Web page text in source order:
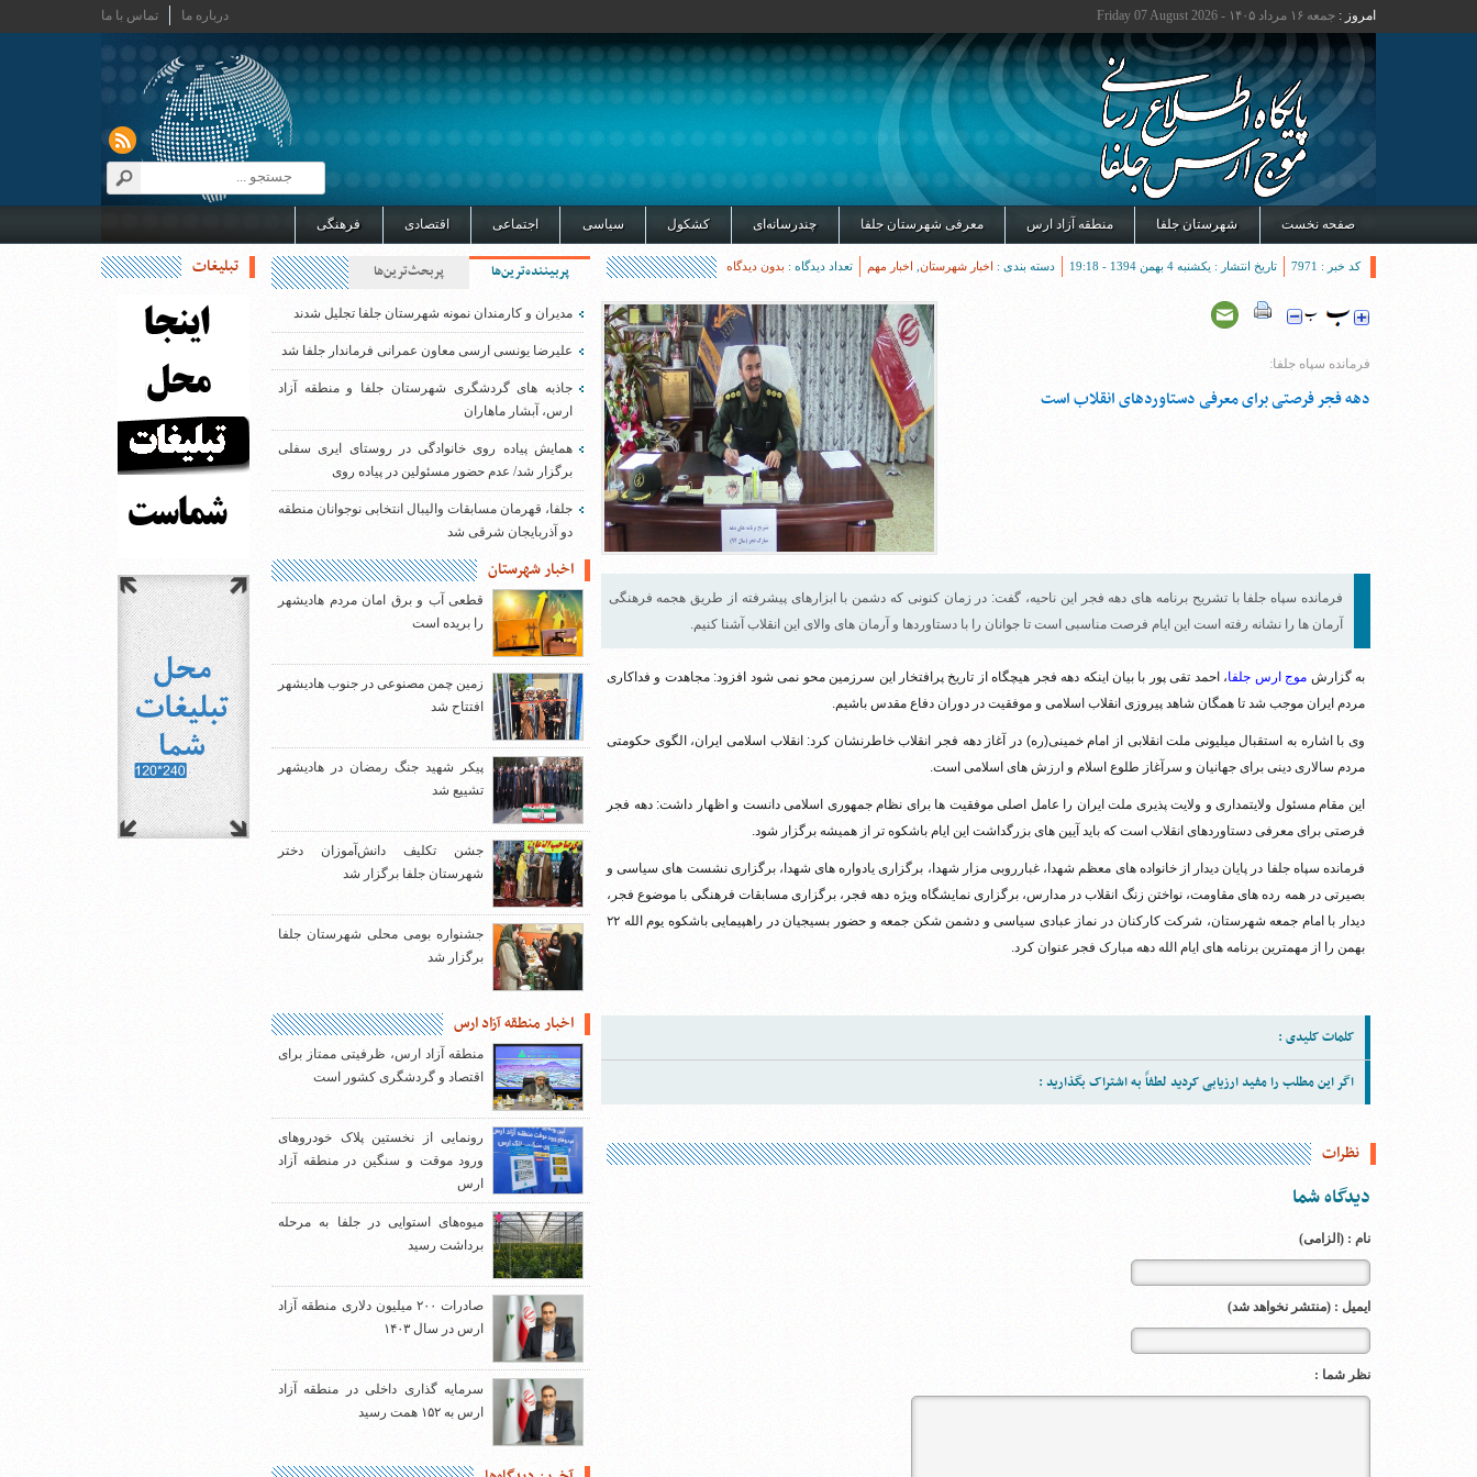
امروز : جمعه ۱۶ مرداد ۱۴۰۵ - Friday 07 August 2026 تماس با ما درباره ما
صفحه نخست شهرستان جلفا منطقه آزاد ارس معرفی شهرستان جلفا چندرسانه‌ای کشکول سیاسی اجتماعی اقتصادی فرهنگی
کد خبر : 7971 تاریخ انتشار : یکشنبه 4 بهمن 1394 - 19:18 دسته بندی : اخبار شهرستان اخبار مهم تعداد دیدگاه : بدون دیدگاه
فرمانده سپاه جلفا:
دهه فجر فرصتی برای معرفی دستاوردهای انقلاب است
فرمانده سپاه جلفا با تشریح برنامه های دهه فجر این ناحیه، گفت: در زمان کنونی که دشمن با ابزارهای پیشرفته از طریق هجمه فرهنگی
آرمان ها را نشانه رفته است این ایام فرصت مناسبی است تا جوانان را با دستاوردها و آرمان های والای این انقلاب آشنا کنیم.
به گزارش موج ارس جلفا، احمد تقی پور با بیان اینکه دهه فجر هیچگاه از تاریخ پرافتخار این سرزمین محو نمی شود افزود: مجاهدت و فداکاری
مردم ایران موجب شد تا همگان شاهد پیروزی انقلاب اسلامی و موفقیت در دوران دفاع مقدس باشیم.
وی با اشاره به استقبال میلیونی ملت انقلابی از امام خمینی(ره) در آغاز دهه فجر انقلاب خاطرنشان کرد: انقلاب اسلامی ایران، الگوی حکومتی
مردم سالاری دینی برای جهانیان و سرآغاز طلوع اسلام و ارزش های اسلامی است.
این مقام مسئول ولایتمداری و ولایت پذیری ملت ایران را عامل اصلی موفقیت ها برای نظام جمهوری اسلامی دانست و اظهار داشت: دهه فجر
فرصتی برای معرفی دستاوردهای انقلاب است که باید آیین های بزرگداشت این ایام باشکوه تر از همیشه برگزار شود.
فرمانده سپاه جلفا در پایان دیدار از خانواده های معظم شهدا، غبارروبی مزار شهدا، برگزاری یادواره های شهدا، برگزاری نشست های سیاسی و
بصیرتی در همه رده های مقاومت، نواختن زنگ انقلاب در مدارس، برگزاری نمایشگاه ویژه دهه فجر، برگزاری مسابقات فرهنگی با موضوع فجر،
دیدار با امام جمعه شهرستان، شرکت کارکنان در نماز عبادی سیاسی و دشمن شکن جمعه و حضور بسیجیان در راهپیمایی باشکوه یوم الله ۲۲
بهمن را از مهمترین برنامه های ایام الله دهه مبارک فجر عنوان کرد.
کلمات کلیدی :
اگر این مطلب را مفید ارزیابی کردید لطفاً به اشتراک بگذارید :
نظرات
دیدگاه شما
نام : (الزامی)
ایمیل : (منتشر نخواهد شد)
نظر شما :
تبلیغات پربیننده‌ترین‌ها پربحث‌ترین‌ها
مدیران و کارمندان نمونه شهرستان جلفا تجلیل شدند
علیرضا یونسی ارسی معاون عمرانی فرماندار جلفا شد
جاذبه های گردشگری شهرستان جلفا و منطقه آزاد
ارس، آبشار ماهاران
همایش پیاده روی خانوادگی در روستای ایری سفلی
برگزار شد/ عدم حضور مسئولین در پیاده روی
جلفا، قهرمان مسابقات والیبال انتخابی نوجوانان منطقه
دو آذربایجان شرقی شد
اخبار شهرستان
قطعی آب و برق امان مردم هادیشهر
را بریده است
زمین چمن مصنوعی در جنوب هادیشهر
افتتاح شد
پیکر شهید جنگ رمضان در هادیشهر
تشییع شد
جشن تکلیف دانش‌آموزان دختر
شهرستان جلفا برگزار شد
جشنواره بومی محلی شهرستان جلفا
برگزار شد
اخبار منطقه آزاد ارس
منطقه آزاد ارس، ظرفیتی ممتاز برای
اقتصاد و گردشگری کشور است
رونمایی از نخستین پلاک خودروهای
ورود موقت و سنگین در منطقه آزاد
ارس
میوه‌های استوایی در جلفا به مرحله
برداشت رسید
صادرات ۲۰۰ میلیون دلاری منطقه آزاد
ارس در سال ۱۴۰۳
سرمایه گذاری داخلی در منطقه آزاد
ارس به ۱۵۲ همت رسید